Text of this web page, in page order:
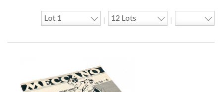
Travaux publics
Jeu construction
Cycle/Auto
Action Figure